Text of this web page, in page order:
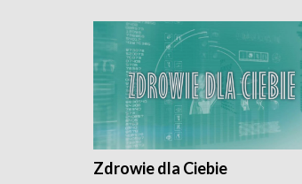
Zdrowie dla Ciebie